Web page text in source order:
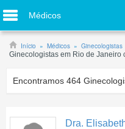
Médicos
Início Médicos Ginecologistas
Ginecologistas em Rio de Janeiro
Encontramos 464
Dra.